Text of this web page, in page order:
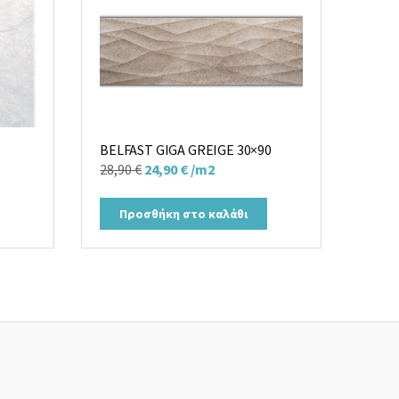
BELFAST GIGA GREIGE 30×90
28,90€ Original
was:
28,90 €.
24,90€Η
τιμή
είναι:
24,90 €.
/m2
Προσθήκη στο καλάθι